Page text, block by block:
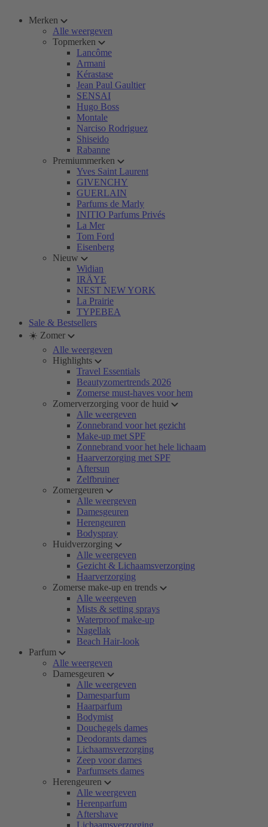
Merken
Alle weergeven
Topmerken
Lancôme
Armani
Kérastase
Jean Paul Gaultier
SENSAI
Hugo Boss
Montale
Narciso Rodriguez
Shiseido
Rabanne
Premiummerken
Yves Saint Laurent
GIVENCHY
GUERLAIN
Parfums de Marly
INITIO Parfums Privés
La Mer
Tom Ford
Eisenberg
Nieuw
Widian
IRÄYE
NEST NEW YORK
La Prairie
TYPEBEA
Sale & Bestsellers
☀️ Zomer
Alle weergeven
Highlights
Travel Essentials
Beautyzomertrends 2026
Zomerse must-haves voor hem
Zomerverzorging voor de huid
Alle weergeven
Zonnebrand voor het gezicht
Make-up met SPF
Zonnebrand voor het hele lichaam
Haarverzorging met SPF
Aftersun
Zelfbruiner
Zomergeuren
Alle weergeven
Damesgeuren
Herengeuren
Bodyspray
Huidverzorging
Alle weergeven
Gezicht & Lichaamsverzorging
Haarverzorging
Zomerse make-up en trends
Alle weergeven
Mists & setting sprays
Waterproof make-up
Nagellak
Beach Hair-look
Parfum
Alle weergeven
Damesgeuren
Alle weergeven
Damesparfum
Haarparfum
Bodymist
Douchegels dames
Deodorants dames
Lichaamsverzorging
Zeep voor dames
Parfumsets dames
Herengeuren
Alle weergeven
Herenparfum
Aftershave
Lichaamsverzorging